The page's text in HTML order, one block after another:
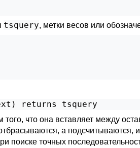
tsquery, метки весов или
) returns tsquery
того, что она вставляет между
а подсчитываются,
поиске точных